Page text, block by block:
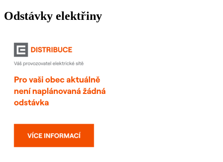
Odstávky elektřiny